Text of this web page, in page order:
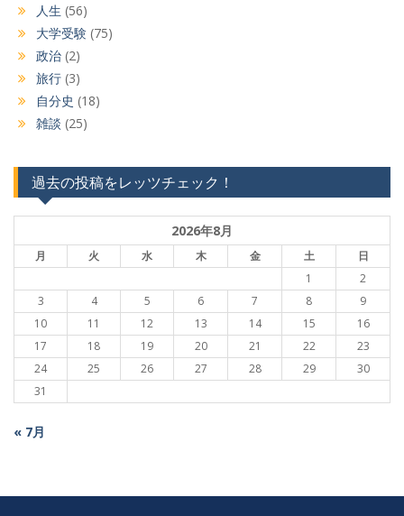
人生 (56)
大学受験 (75)
政治 (2)
旅行 (3)
自分史 (18)
雑談 (25)
過去の投稿をレッツチェック！
2026年8月
月 火 水 木 金 土
日
1
2
3
4 5 6 7 8
9
10
11 12 13 14 15
16
17
18 19 20 21 22
23
24
25 26 27 28 29
30
31
« 7月